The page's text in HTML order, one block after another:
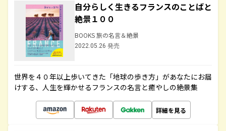
自分らしく生きるフランスのことばと
絶景１００
BOOKS 旅の名言＆絶景
2022.05.26 発売
世界を４０年以上歩いてきた「地球の歩き方」があなたにお届
けする、人生を輝かせるフランスの名言と癒やしの絶景集
詳細を見る